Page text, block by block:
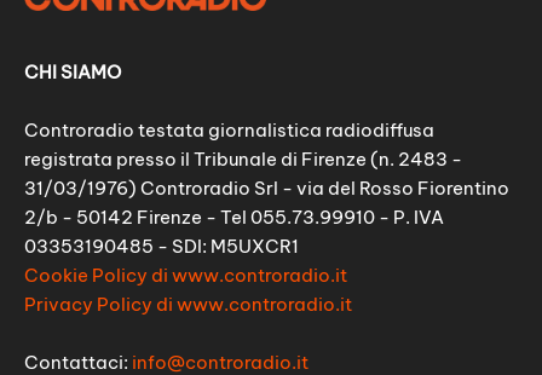
CHI SIAMO
Controradio testata giornalistica radiodiffusa
registrata presso il Tribunale di Firenze (n. 2483 -
31/03/1976) Controradio Srl - via del Rosso Fiorentino
2/b - 50142 Firenze - Tel 055.73.99910 - P. IVA
03353190485 - SDI: M5UXCR1
Cookie Policy di www.controradio.it
Privacy Policy di www.controradio.it
Contattaci: info@controradio.it